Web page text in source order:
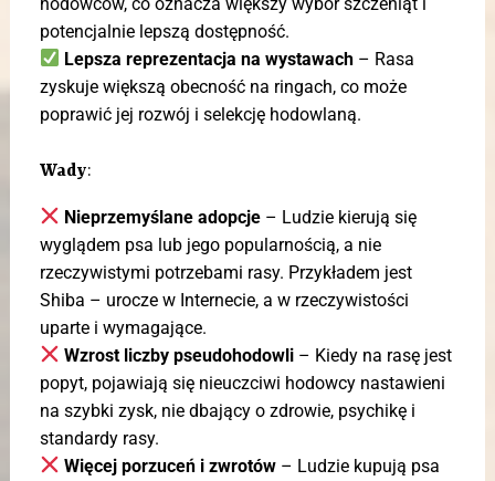
potencjalnie lepszą dostępność.
Lepsza reprezentacja na wystawach – Rasa
zyskuje większą obecność na ringach, co może
poprawić jej rozwój i selekcję hodowlaną.
Wady:
Nieprzemyślane adopcje – Ludzie kierują się
wyglądem psa lub jego popularnością, a nie
rzeczywistymi potrzebami rasy. Przykładem jest
Shiba – urocze w Internecie, a w rzeczywistości
uparte i wymagające.
Wzrost liczby pseudohodowli – Kiedy na rasę jest
popyt, pojawiają się nieuczciwi hodowcy nastawieni
na szybki zysk, nie dbający o zdrowie, psychikę i
standardy rasy.
Więcej porzuceń i zwrotów – Ludzie kupują psa